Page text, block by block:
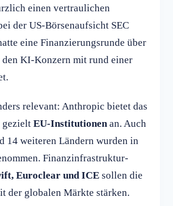
einen vertraulichen
der US-Börsenaufsicht SEC
eine Finanzierungsrunde über
den KI-Konzern mit rund einer
relevant: Anthropic bietet das
EU-Institutionenan. Auch
14 weiteren Ländern wurden in
Finanzinfrastruktur-
Euroclear und ICE sollen die
der globalen Märkte stärken.